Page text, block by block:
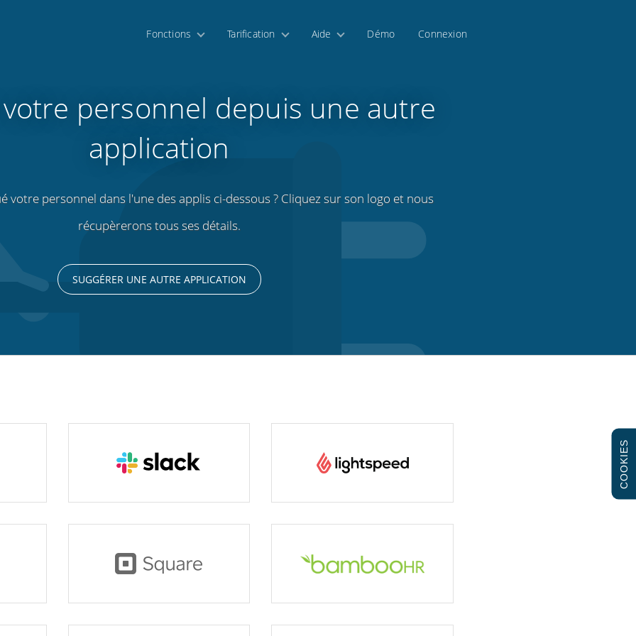
Fonctions Tarification Aide Démo Connexion
personnel depuis une autre
application
votre personnel dans l'une des applis ci-dessous ? Cliquez sur son logo et nous
récupèrerons tous ses détails.
SUGGÉRER UNE AUTRE APPLICATION
COOKIES